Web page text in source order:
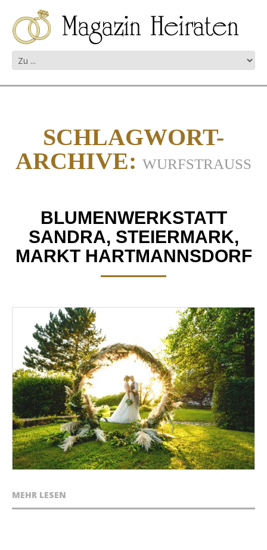
SCHLAGWORT-
ARCHIVE: WURFSTRAUSS
BLUMENWERKSTATT
SANDRA, STEIERMARK,
MARKT HARTMANNSDORF
MEHR LESEN